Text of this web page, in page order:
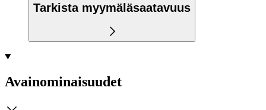
Tarkista myymäläsaatavuus
Avainominaisuudet